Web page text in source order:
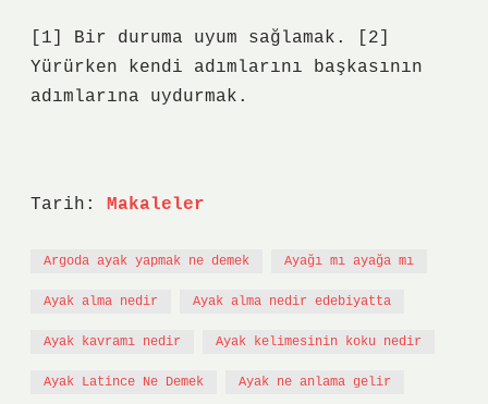
[1] Bir duruma uyum sağlamak. [2]
Yürürken kendi adımlarını başkasının
adımlarına uydurmak.
Tarih: Makaleler
Argoda ayak yapmak ne demek Ayağı mı ayağa mı
Ayak alma nedir Ayak alma nedir edebiyatta
Ayak kavramı nedir Ayak kelimesinin koku nedir
Ayak Latince Ne Demek Ayak ne anlama gelir